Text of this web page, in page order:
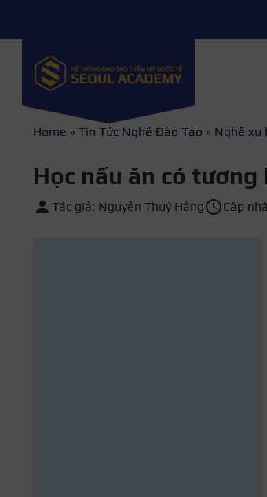
Home » Tin Tức Nghề Đào Tạo » Nghề xu
Học nấu ăn có
Tác giả: Nguyễn Thuý Hằng Cập